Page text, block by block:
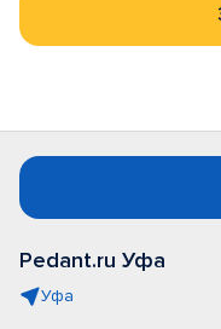
Pedant.ru Уфа
Уфа